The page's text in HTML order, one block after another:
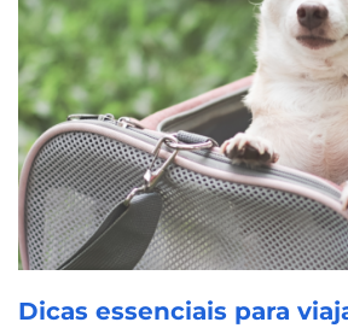
Dicas essenciais para